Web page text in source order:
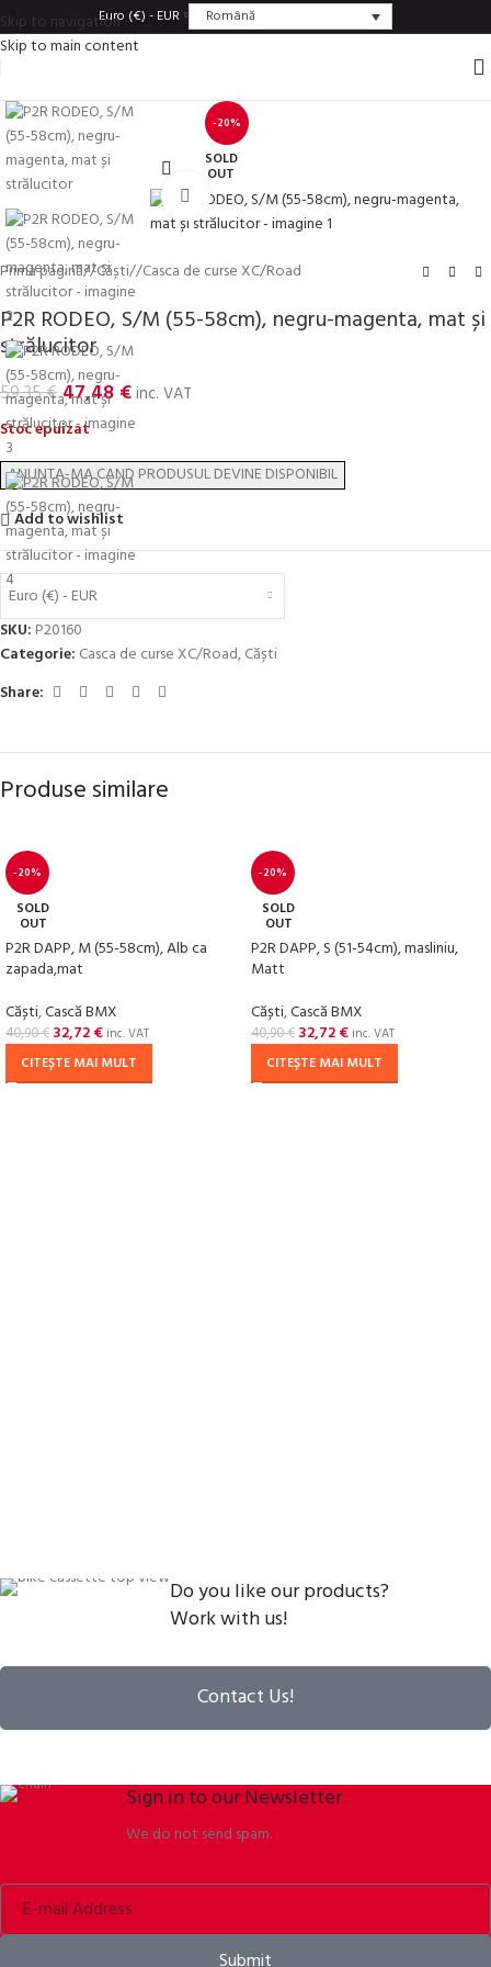
Skip to navigation
Skip to main content
Euro (€) - EUR Română
-20%
SOLD
OUT
Click to enlarge
Prima pagină/ Căști/ Casca de curse XC/Road
P2R RODEO, S/M (55-58cm), negru-magenta, mat și
strălucitor
59,35€47,48 €inc. VAT
Stoc epuizat
Add to wishlist
Euro (€) - EUR
SKU: P20160
Categorie: Casca de curse XC/Road,Căști
Share:
Produse similare
-20%
SOLD
OUT
P2R DAPP, M (55-58cm), Alb ca
zapada,mat
Căști,Cască BMX
40,90€ 32,72€ inc. VAT
CITEȘTE MAI MULT
-20%
SOLD
OUT
P2R DAPP, S (51-54cm), masliniu,
Matt
Căști,Cască BMX
40,90€ 32,72€ inc. VAT
CITEȘTE MAI MULT
Do you like our products?
Work with us!
Contact Us!
Sign in to our Newsletter
We do not send spam.
Submit